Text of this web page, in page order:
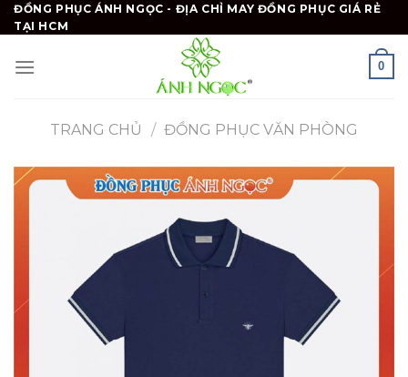
Skip
to
ĐỒNG PHỤC ÁNH NGỌC - ĐỊA CHỈ MAY ĐỒNG PHỤC GIÁ RẺ
TẠI HCM
0
TRANG CHỦ / ĐỒNG PHỤC VĂN PHÒNG